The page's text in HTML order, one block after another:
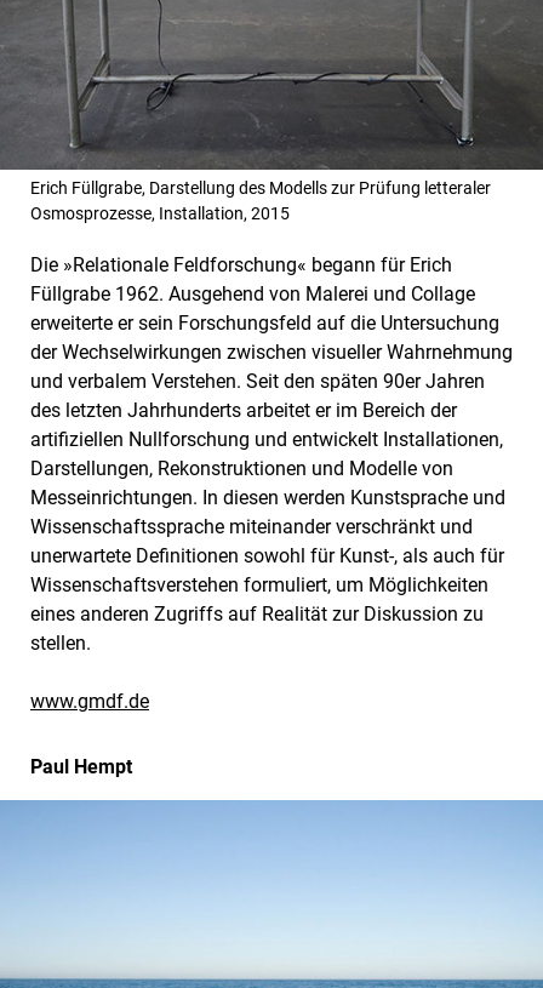
Erich Füllgrabe, Darstellung des Modells zur Prüfung letteraler
Osmosprozesse, Installation, 2015
Die »Relationale Feldforschung« begann für Erich
Füllgrabe 1962. Ausgehend von Malerei und Collage
erweiterte er sein Forschungsfeld auf die Untersuchung
der Wechselwirkungen zwischen visueller Wahrnehmung
und verbalem Verstehen. Seit den späten 90er Jahren
des letzten Jahrhunderts arbeitet er im Bereich der
artifiziellen Nullforschung und entwickelt Installationen,
Darstellungen, Rekonstruktionen und Modelle von
Messeinrichtungen. In diesen werden Kunstsprache und
Wissenschaftssprache miteinander verschränkt und
unerwartete Definitionen sowohl für Kunst-, als auch für
Wissenschaftsverstehen formuliert, um Möglichkeiten
eines anderen Zugriffs auf Realität zur Diskussion zu
stellen.
www.gmdf.de
Paul Hempt